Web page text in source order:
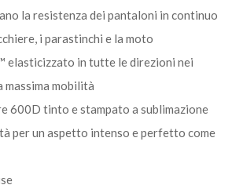
la resistenza dei pantaloni in continuo
i parastinchi e la moto
elasticizzato in tutte le direzioni nei
mobilità
600D tinto e stampato a sublimazione
per un aspetto intenso e perfetto come